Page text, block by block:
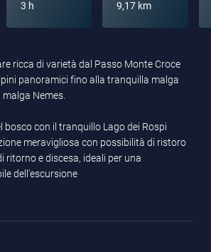
3 h 9,17 km
ricca di varietà dal Passo Monte Croce
panoramici fino alla tranquilla malga
Nemes.
bosco con il tranquillo Lago dei Rospi
meravigliosa con possibilità di ristoro
ritorno e discesa, ideali per una
dell'escursione